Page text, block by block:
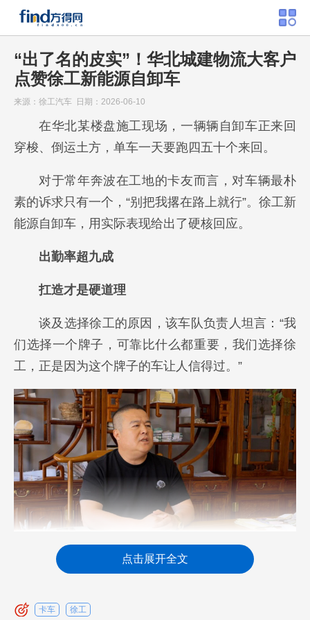
“出了名的皮实”！华北城建物流大客户
点赞徐工新能源自卸车
来源：徐工汽车 日期：2026-06-10
在华北某楼盘施工现场，一辆辆自卸车正来回
穿梭、倒运土方，单车一天要跑四五十个来回。
对于常年奔波在工地的卡友而言，对车辆最朴
素的诉求只有一个，“别把我撂在路上就行”。徐工新
能源自卸车，用实际表现给出了硬核回应。
出勤率超九成
扛造才是硬道理
谈及选择徐工的原因，该车队负责人坦言：“我
们选择一个牌子，可靠比什么都重要，我们选择徐
工，正是因为这个牌子的车让人信得过。”
该车队现有不同型号的徐工新能源自卸车数十
能源自卸车以来，车队整体出勤率稳定在90%以
点击展开全文
卡车 徐工